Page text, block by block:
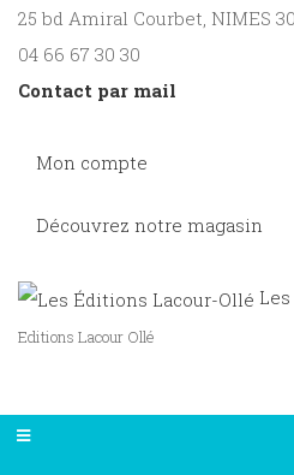
25 bd Amiral Courbet, NIMES
04 66 67 30 30
Contact par mail
Mon compte
Découvrez notre magasin
Editions Lacour Ollé